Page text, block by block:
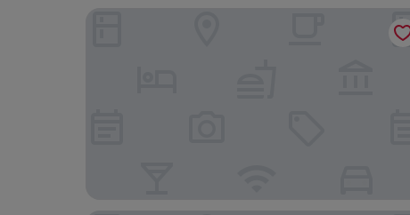
Royal Hideaway Playacar All Inclusive - Adults only